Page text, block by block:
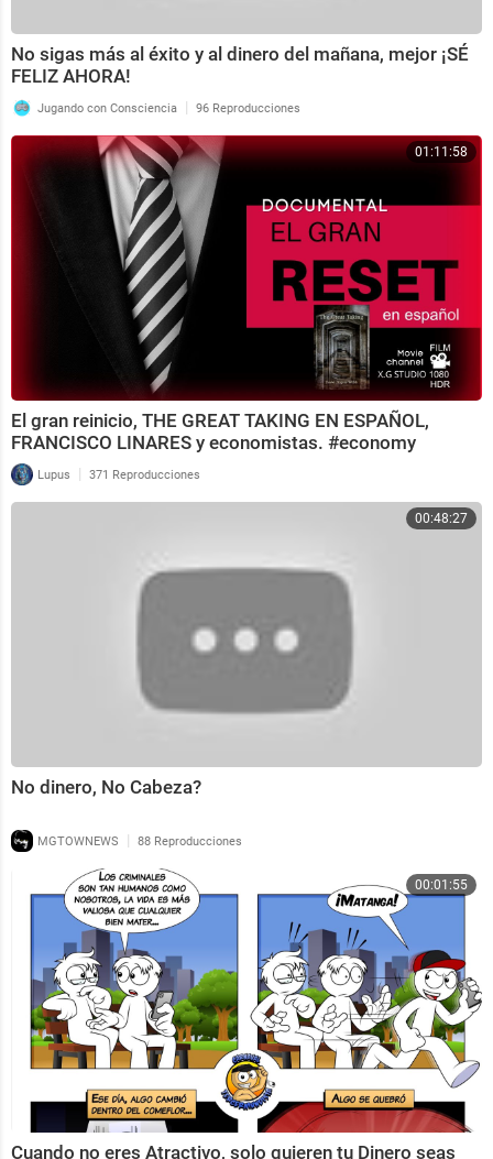
No sigas más al éxito y al dinero del mañana, mejor ¡SÉ
FELIZ AHORA!
Jugando con Consciencia | 96 Reproducciones
01:11:58
El gran reinicio, THE GREAT TAKING EN ESPAÑOL,
FRANCISCO LINARES y economistas. #economy
#dinero
Lupus | 371 Reproducciones
00:48:27
No dinero, No Cabeza?
MGTOWNEWS | 88 Reproducciones
00:01:55
Cuando no eres Atractivo, solo quieren tu Dinero seas